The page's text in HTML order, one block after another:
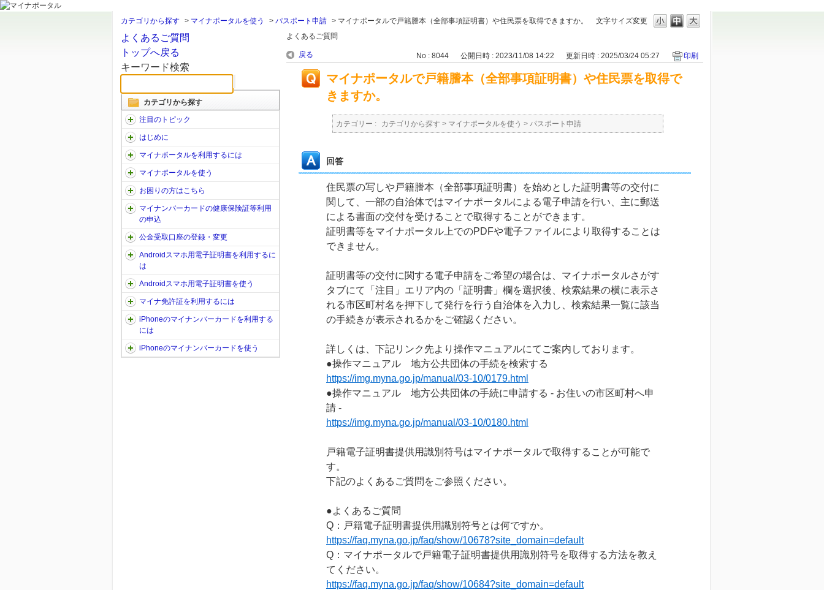
文字サイズ変更
カテゴリから探す > マイナポータルを使う > パスポート申請 > マイナポータルで戸籍謄本（全部事項証明書）や住民票を取得できますか。
よくあるご質問
トップへ戻る
キーワード検索
カテゴリから探す
注目のトピック
はじめに
マイナポータルを利用するには
マイナポータルを使う
お困りの方はこちら
マイナンバーカードの健康保険証等利用
の申込
公金受取口座の登録・変更
Androidスマホ用電子証明書を利用するに
は
Androidスマホ用電子証明書を使う
マイナ免許証を利用するには
iPhoneのマイナンバーカードを利用する
には
iPhoneのマイナンバーカードを使う
よくあるご質問
戻る No : 8044 公開日時 : 2023/11/08 14:22 更新日時 : 2025/03/24 05:27 印刷
マイナポータルで戸籍謄本（全部事項証明書）や住民票を取得で
きますか。
カテゴリー : カテゴリから探す > マイナポータルを使う > パスポート申請
回答
住民票の写しや戸籍謄本（全部事項証明書）を始めとした証明書等の交付に
関して、一部の自治体ではマイナポータルによる電子申請を行い、主に郵送
による書面の交付を受けることで取得することができます。
証明書等をマイナポータル上でのPDFや電子ファイルにより取得することは
できません。
証明書等の交付に関する電子申請をご希望の場合は、マイナポータルさがす
タブにて「注目」エリア内の「証明書」欄を選択後、検索結果の横に表示さ
れる市区町村名を押下して発行を行う自治体を入力し、検索結果一覧に該当
の手続きが表示されるかをご確認ください。
詳しくは、下記リンク先より操作マニュアルにてご案内しております。
●操作マニュアル 地方公共団体の手続を検索する
https://img.myna.go.jp/manual/03-10/0179.html
●操作マニュアル 地方公共団体の手続に申請する - お住いの市区町村へ申
請 -
https://img.myna.go.jp/manual/03-10/0180.html
戸籍電子証明書提供用識別符号はマイナポータルで取得することが可能で
す。
下記のよくあるご質問をご参照ください。
●よくあるご質問
Q：戸籍電子証明書提供用識別符号とは何ですか。
https://faq.myna.go.jp/faq/show/10678?site_domain=default
Q：マイナポータルで戸籍電子証明書提供用識別符号を取得する方法を教え
てください。
https://faq.myna.go.jp/faq/show/10684?site_domain=default